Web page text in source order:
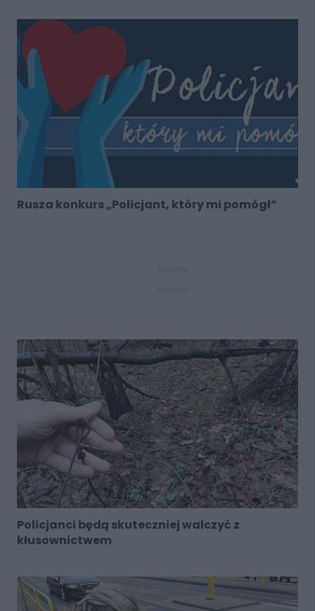
Rusza konkurs „Policjant, który mi pomógł”
Policjanci będą skuteczniej walczyć z
kłusownictwem